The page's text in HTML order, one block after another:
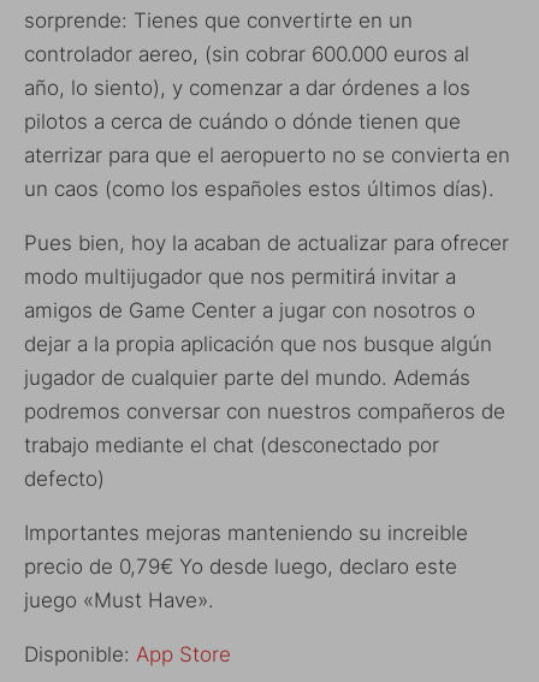
sorprende: Tienes que convertirte en un
controlador aereo, (sin cobrar 600.000 euros al
año, lo siento), y comenzar a dar órdenes a los
pilotos a cerca de cuándo o dónde tienen que
aterrizar para que el aeropuerto no se convierta en
un caos (como los españoles estos últimos días).
Pues bien, hoy la acaban de actualizar para ofrecer
modo multijugador que nos permitirá invitar a
amigos de Game Center a jugar con nosotros o
dejar a la propia aplicación que nos busque algún
jugador de cualquier parte del mundo. Además
podremos conversar con nuestros compañeros de
trabajo mediante el chat (desconectado por
defecto)
Importantes mejoras manteniendo su increible
precio de 0,79€ Yo desde luego, declaro este
juego «Must Have».
Disponible: App Store